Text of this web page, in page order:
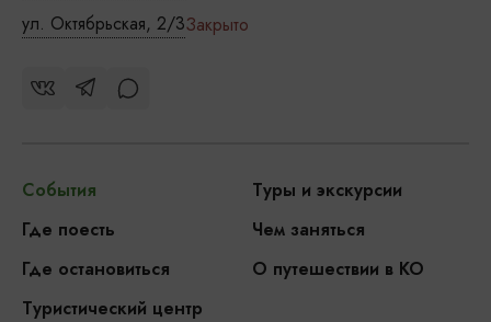
ул. Октябрьская, 2/3Закрыто
События
Туры и экскурсии
Где поесть
Чем заняться
Где остановиться
О путешествии в КО
Туристический центр